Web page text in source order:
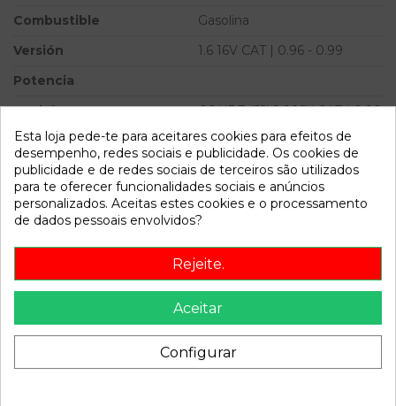
Combustible
Gasolina
Versión
1.6 16V CAT | 0.96 - 0.99
Potencia
Modelo
COUPE (J2) 1.6 16V CAT | 0.96
Referência 800901
Disponível a partir de: 2022-04-06
Descrição
Recambio de anillo airbag para hyundai coupe (j2) 1.6 16v cat
| 0.96 - 0.99 1.6 16v cat | 0.96 - 0.99 referencia OEM IAM
Esta loja pede-te para aceitares cookies para efeitos de
desempenho, redes sociais e publicidade. Os cookies de
publicidade e de redes sociais de terceiros são utilizados
para te oferecer funcionalidades sociais e anúncios
personalizados. Aceitas estes cookies e o processamento
de dados pessoais envolvidos?
Rejeite.
Aceitar
Configurar